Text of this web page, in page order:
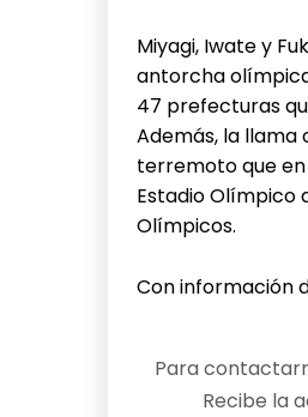
Miyagi, Iwate y
antorcha
47 prefecturas
Además, la
terremoto que en
Estadio Olímpico
Olímpicos.
Con información
Para
Recibe la